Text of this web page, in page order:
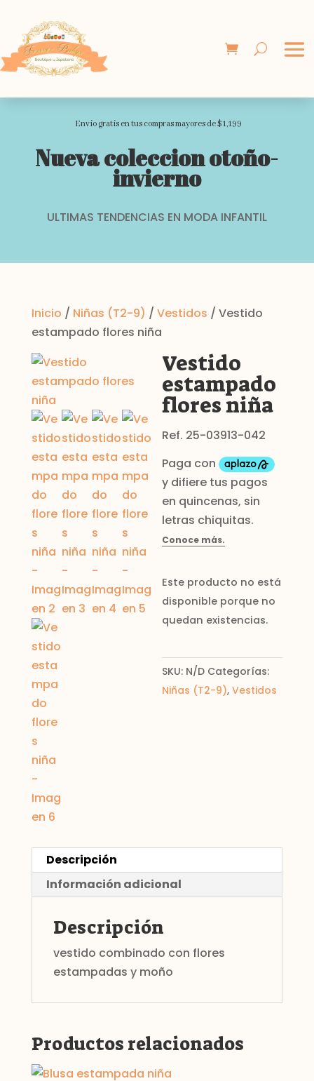
Envio gratis en tus compras mayores de $1,199
Nueva coleccion otoño-
invierno
ULTIMAS TENDENCIAS EN MODA INFANTIL
Inicio / Niñas (T2-9) / Vestidos / Vestido
estampado flores niña
Vestido
estampado
flores niña
Ref. 25-03913-042
Este producto no está
disponible porque no
quedan existencias.
SKU: N/D Categorías:
Niñas (T2-9),Vestidos
Descripción
Información adicional
Descripción
vestido combinado con flores
estampadas y moño
Productos relacionados